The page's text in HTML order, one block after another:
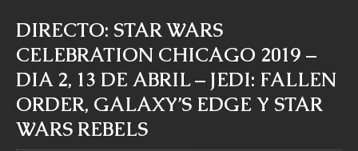
DIRECTO: STAR WARS
CELEBRATION CHICAGO 2019 –
DIA 2, 13 DE ABRIL – JEDI: FALLEN
ORDER, GALAXY’S EDGE Y STAR
WARS REBELS